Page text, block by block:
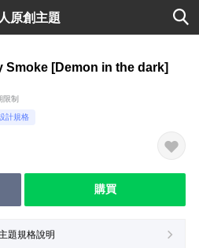
原創主題
Smoke [Demon in the dark]
限制
計規格
購買
題規格說明